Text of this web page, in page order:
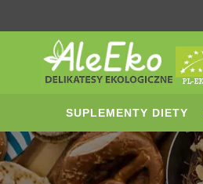
SUPLEMENTY DIETY